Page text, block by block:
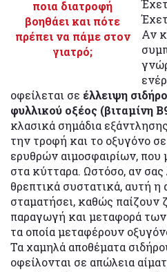
ποια διατροφή
βοηθάει και πότε
πρέπει να πάμε στον
γιατρό;
Αν
οφείλεται σε έλλειψη
φυλλικού οξέος (βιταμίνη
κλασικά σημάδια
την τροφή και το οξυγόνο
ερυθρών αιμοσφαιρίων, που
στα κύτταρα. Ωστόσο, αν
θρεπτικά συστατικά, αυτή η
σταματήσει, καθώς παίζουν
παραγωγή και μεταφορά
τα οποία μεταφέρουν
Τα χαμηλά αποθέματα
οφείλονται σε απώλεια